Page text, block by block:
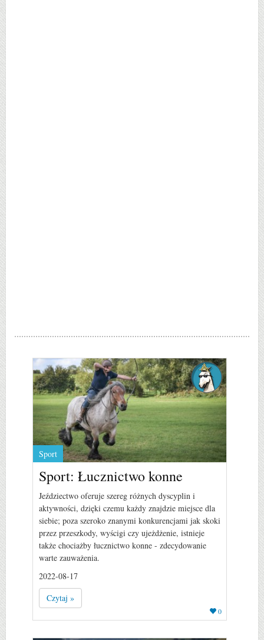
Sport
Sport: Łucznictwo konne
Jeździectwo oferuje szereg różnych dyscyplin i
aktywności, dzięki czemu każdy znajdzie miejsce dla
siebie; poza szeroko znanymi konkurencjami jak skoki
przez przeszkody, wyścigi czy ujeżdżenie, istnieje
także chociażby łucznictwo konne - zdecydowanie
warte zauważenia.
2022-08-17
Czytaj »
0